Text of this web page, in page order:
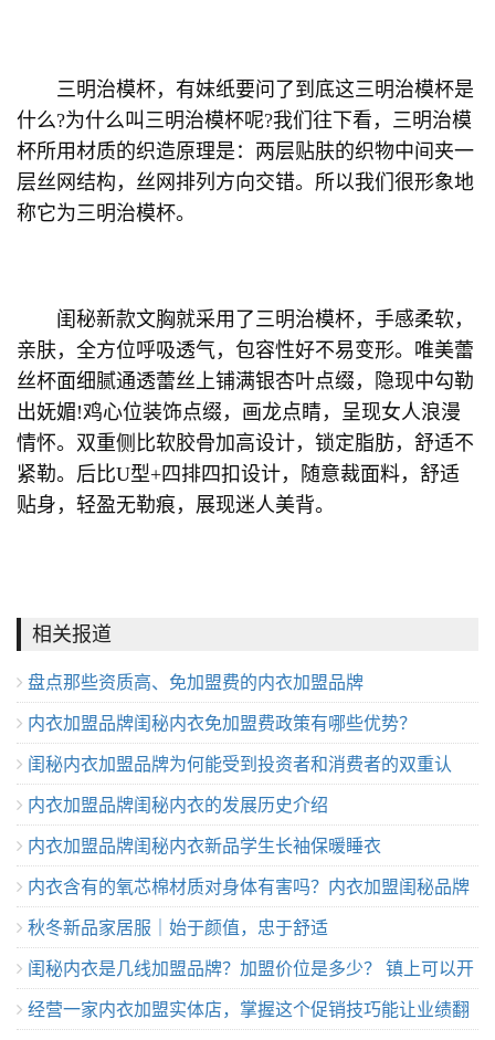
三明治模杯，有妹纸要问了到底这三明治模杯是
什么?为什么叫三明治模杯呢?我们往下看，三明治模
杯所用材质的织造原理是：两层贴肤的织物中间夹一
层丝网结构，丝网排列方向交错。所以我们很形象地
称它为三明治模杯。
闺秘新款文胸就采用了三明治模杯，手感柔软，
亲肤，全方位呼吸透气，包容性好不易变形。唯美蕾
丝杯面细腻通透蕾丝上铺满银杏叶点缀，隐现中勾勒
出妩媚!鸡心位装饰点缀，画龙点睛，呈现女人浪漫
情怀。双重侧比软胶骨加高设计，锁定脂肪，舒适不
紧勒。后比U型+四排四扣设计，随意裁面料，舒适
贴身，轻盈无勒痕，展现迷人美背。
相关报道
盘点那些资质高、免加盟费的内衣加盟品牌
内衣加盟品牌闺秘内衣免加盟费政策有哪些优势？
闺秘内衣加盟品牌为何能受到投资者和消费者的双重认
可？
内衣加盟品牌闺秘内衣的发展历史介绍
内衣加盟品牌闺秘内衣新品学生长袖保暖睡衣
内衣含有的氧芯棉材质对身体有害吗？内衣加盟闺秘品牌
解说
秋冬新品家居服｜始于颜值，忠于舒适
闺秘内衣是几线加盟品牌？加盟价位是多少？ 镇上可以开
吗？
经营一家内衣加盟实体店，掌握这个促销技巧能让业绩翻